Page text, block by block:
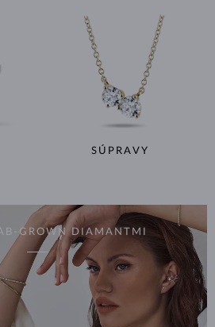
SÚPRAVY
GROWN DIAMANTMI